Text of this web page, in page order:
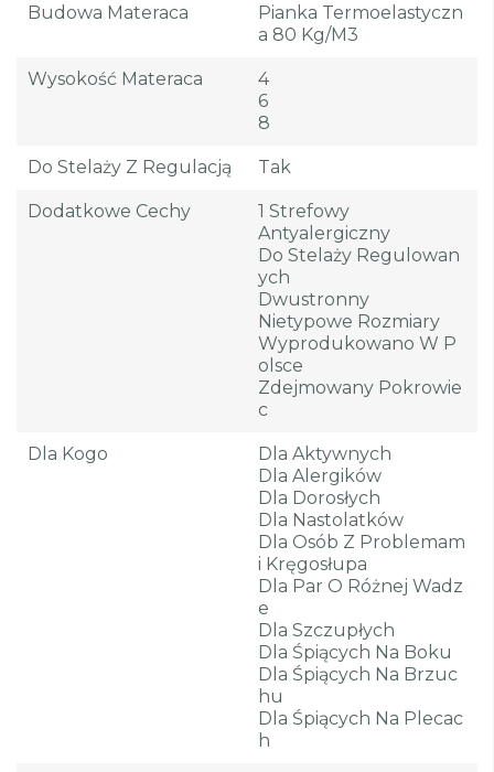
Budowa Materaca
Pianka Termoelastyczn
A 80 Kg/m3
Wysokość Materaca
4
6
8
Do Stelaży Z Regulacją Tak
Dodatkowe Cechy
1 Strefowy
Antyalergiczny
Do Stelaży Regulowan
Ych
Dwustronny
Nietypowe Rozmiary
Wyprodukowano W P
Olsce
Zdejmowany Pokrowie
C
Dla Kogo
Dla Aktywnych
Dla Alergików
Dla Dorosłych
Dla Nastolatków
Dla Osób Z Problemam
I Kręgosłupa
Dla Par O Różnej Wadz
E
Dla Szczupłych
Dla Śpiących Na Boku
Dla Śpiących Na Brzuc
Hu
Dla Śpiących Na Plecac
H